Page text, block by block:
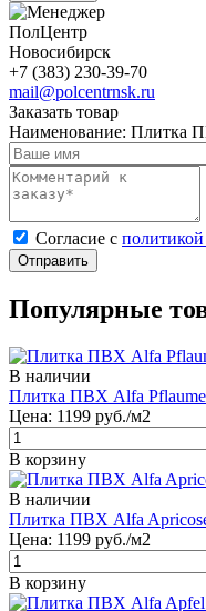
ПолЦентр
Новосибирск
+7 (383) 230-39-70
mail@polcentrnsk.ru
Заказать товар
Наименование: Плитка
Cогласие с
Отправить
Популярные
В наличии
Плитка ПВХ Alfa
Цена: 1199 руб./м2
В корзину
В наличии
Плитка ПВХ Alfa
Цена: 1199 руб./м2
В корзину